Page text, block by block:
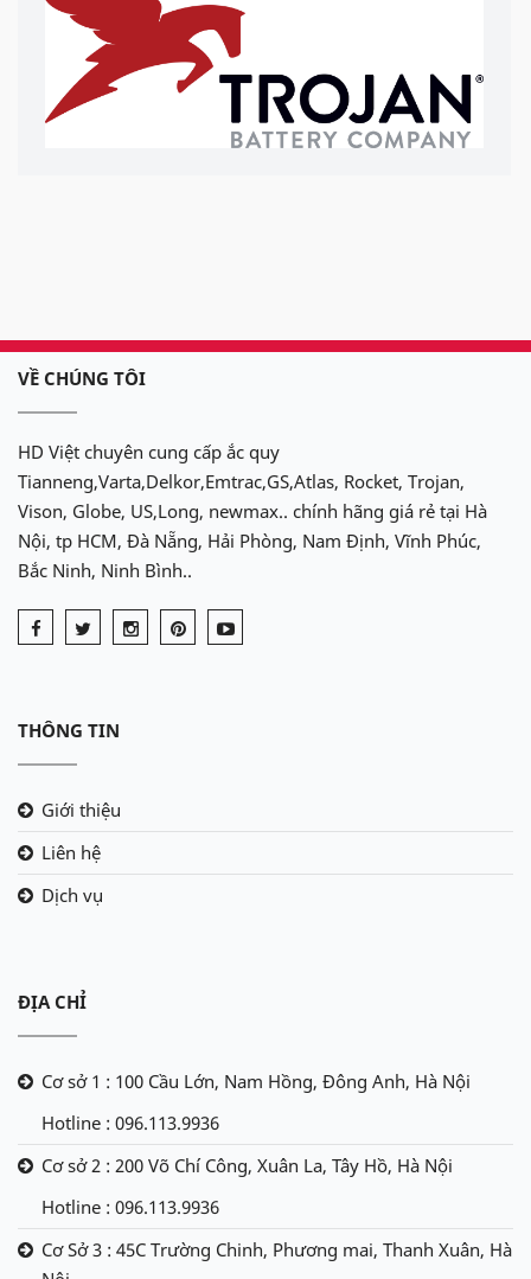
VỀ CHÚNG TÔI
HD Việt chuyên cung cấp ắc quy
Tianneng,Varta,Delkor,Emtrac,GS,Atlas, Rocket, Trojan,
Vison, Globe, US,Long, newmax.. chính hãng giá rẻ tại Hà
Nội, tp HCM, Đà Nẵng, Hải Phòng, Nam Định, Vĩnh Phúc,
Bắc Ninh, Ninh Bình..
THÔNG TIN
Giới thiệu
Liên hệ
Dịch vụ
ĐỊA CHỈ
Cơ sở 1 : 100 Cầu Lớn, Nam Hồng, Đông Anh, Hà Nội
Hotline : 096.113.9936
Cơ sở 2 : 200 Võ Chí Công, Xuân La, Tây Hồ, Hà Nội
Hotline : 096.113.9936
Cơ Sở 3 : 45C Trường Chinh, Phương mai, Thanh Xuân, Hà